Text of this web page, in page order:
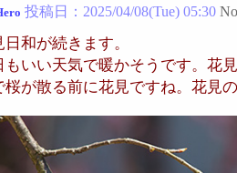
投稿日： 2025/04/08(Tue) 05:30
日和が続きます。
もいい天気で暖かそうです。花
桜が散る前に花見ですね。花見